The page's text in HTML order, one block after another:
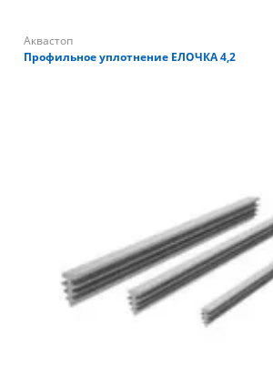
Аквастоп
Профильное уплотнение ЕЛОЧКА 4,2